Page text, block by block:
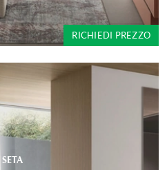
RICHIEDI PREZZO
SETA